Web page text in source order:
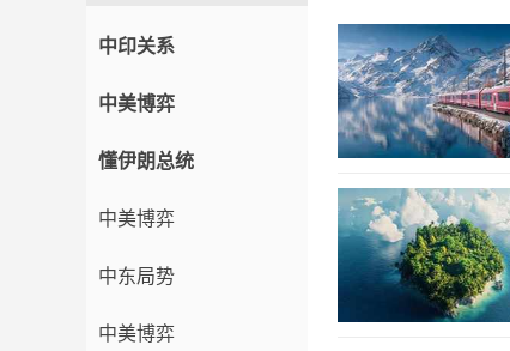
中印关系
中美博弈
懂伊朗总统
中美博弈
中东局势
中美博弈